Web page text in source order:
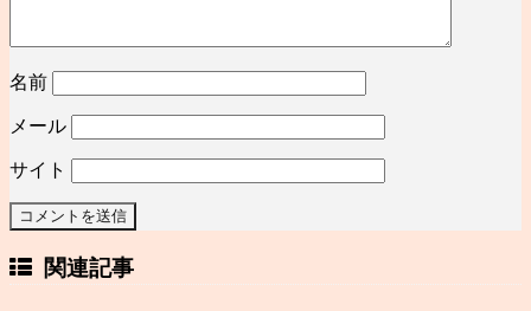
名前
メール
サイト
関連記事